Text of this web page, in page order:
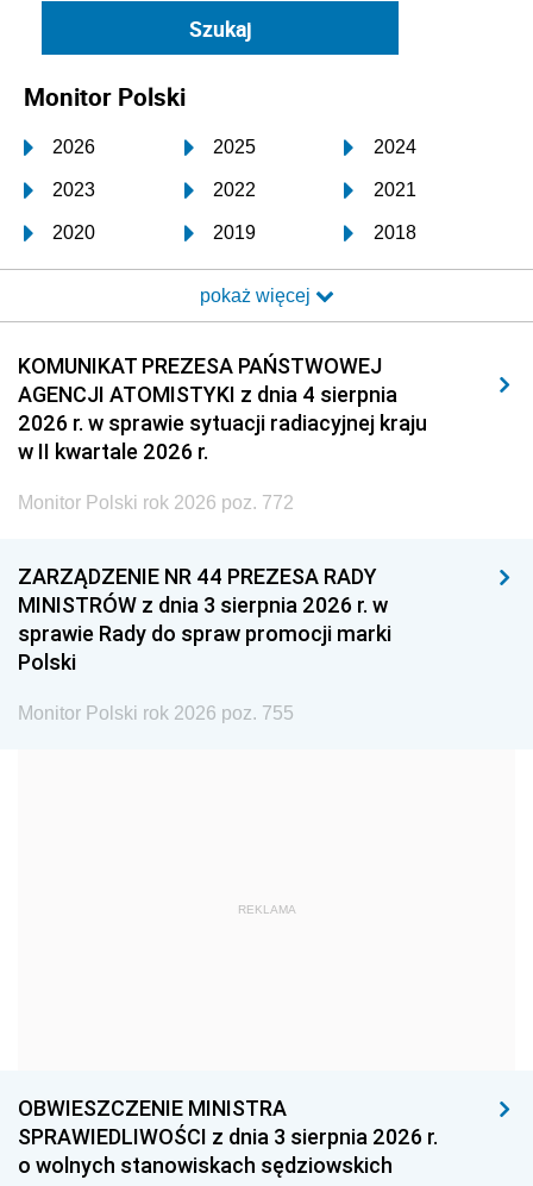
Monitor Polski
2026 2025 2024
2023 2022 2021
2020 2019 2018
2017 2016 2015
2014 2013 2012
2011 2010 2009
2008 2007 2006
2005
1996 1995 1994
1993 1992 1991
1990
1987 1986
1971
1957 1956 1955
1954 1953 1952
pokaż więcej
KOMUNIKAT PREZESA PAŃSTWOWEJ
AGENCJI ATOMISTYKI z dnia 4 sierpnia
2026 r. w sprawie sytuacji radiacyjnej kraju
w II kwartale 2026 r.
Monitor Polski rok 2026 poz. 772
ZARZĄDZENIE NR 44 PREZESA RADY
MINISTRÓW z dnia 3 sierpnia 2026 r. w
sprawie Rady do spraw promocji marki
Polski
Monitor Polski rok 2026 poz. 755
REKLAMA
OBWIESZCZENIE MINISTRA
SPRAWIEDLIWOŚCI z dnia 3 sierpnia 2026 r.
o wolnych stanowiskach sędziowskich